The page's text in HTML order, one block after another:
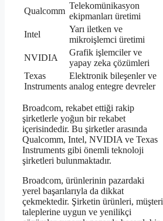
Qualcomm
Telekomünikasyon
ekipmanları üretimi
Intel
Yarı iletken ve
mikroişlemci üretimi
NVIDIA
Grafik işlemciler ve
yapay zeka çözümleri
Texas
Instruments
Elektronik bileşenler ve
analog entegre devreler
Broadcom, rekabet ettiği rakip
şirketlerle yoğun bir rekabet
içerisindedir. Bu şirketler arasında
Qualcomm, Intel, NVIDIA ve Texas
Instruments gibi önemli teknoloji
şirketleri bulunmaktadır.
Broadcom, ürünlerinin pazardaki
yerel başarılarıyla da dikkat
çekmektedir. Şirketin ürünleri, müşteri
taleplerine uygun ve yenilikçi